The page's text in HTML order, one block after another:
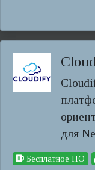
для
Бесплатное ПО